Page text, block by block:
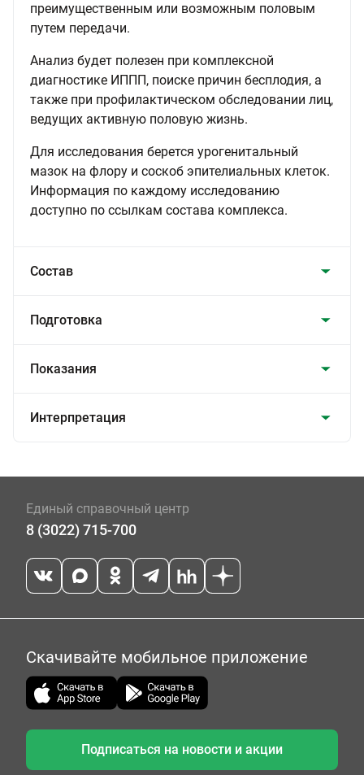
преимущественным или возможным половым
путем передачи.
Анализ будет полезен при комплексной
диагностике ИППП, поиске причин бесплодия, а
также при профилактическом обследовании лиц,
ведущих активную половую жизнь.
Для исследования берется урогенитальный
мазок на флору и соскоб эпителиальных клеток.
Информация по каждому исследованию
доступно по ссылкам состава комплекса.
Состав
Подготовка
Показания
Интерпретация
Единый справочный центр
8 (3022) 715-700
Скачивайте мобильное приложение
Подписаться на новости и акции